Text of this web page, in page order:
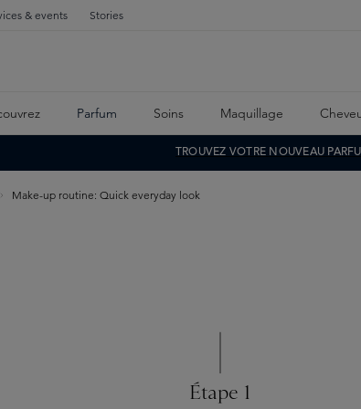
& events Stories
Parfum Soins Maquillage
TROUVEZ VOTRE NOUVEAU
Make-up routine: Quick everyday look
Étape 1